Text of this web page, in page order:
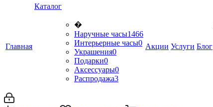
Главная
Каталог
�
Наручные часы1466
Интерьерные часы0
Украшения0
Подарки0
Аксессуары0
Распродажа3
Акции Услуги Блог